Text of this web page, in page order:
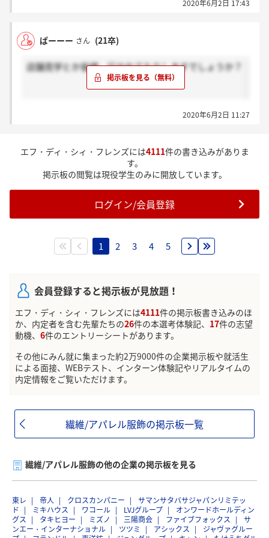
2020年6月2日 17:43
ぱーーー さん (21卒)
店舗見学とか皆様、行かれてたりしますでしょうか？
2020年6月2日 11:27
エフ・ディ・シィ・フレンズには4111件の書き込みがありま
す。
掲示板の閲覧は現役学生のみに開放しています。
ログイン/会員登録
1 2 3 4 5
会員登録すると掲示板が見放題！
エフ・ディ・シィ・フレンズには4111件の掲示板書き込みのほ
か、内定者を含む先輩たちの26件の本選考体験記、 17件の志望
動機、 6件のエントリーシートがあります。
その他にみん就に集まった約2万9000件の企業掲示板や就活生
による面接、WEBテスト、インターン体験記やリアルタイムの
内定情報をご覧いただけます。
繊維/アパレル服飾の掲示板一覧
繊維/アパレル服飾の他の企業の掲示板を見る
東レ 帝人 クロスカンパニー
サマンサタバサジャパンリミテッ
ド
ミキハウス ワコール LVJグループ
オンワードホールディン
グス
タキヒヨー ミズノ 三陽商会 ファイブフォックス
サ
ンエー・インターナショナル
ツツミ アシックス
ジャヴァグルー